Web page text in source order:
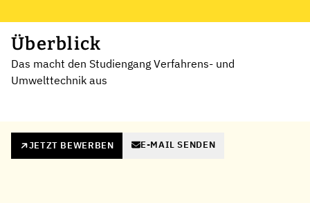
Überblick
Das macht den Studiengang Verfahrens- und
Umwelttechnik aus
JETZT BEWERBEN E-MAIL SENDEN